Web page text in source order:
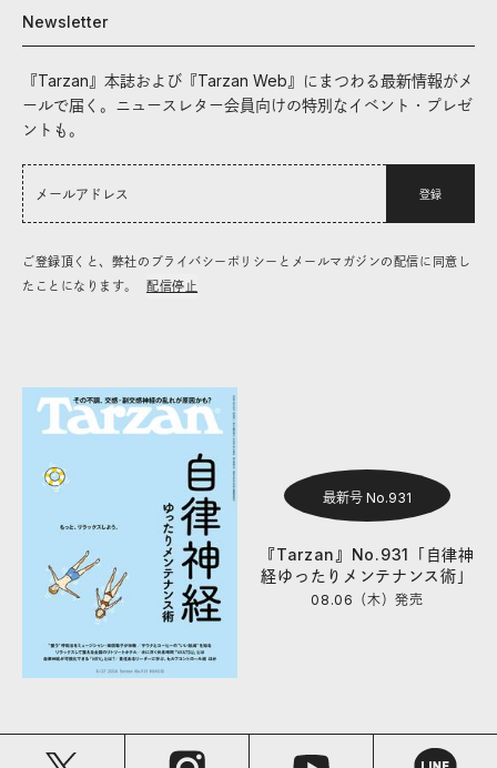
Newsletter
『Tarzan』本誌および『Tarzan Web』にまつわる最新情報がメ
ールで届く。ニュースレター会員向けの特別なイベント・プレゼ
ントも。
登録
ご登録頂くと、弊社のプライバシーポリシーとメールマガジンの配信に同意し
たことになります。
配信停止
最新号 No.931
『Tarzan』No.931「自律神
経ゆったりメンテナンス術」
08.06（木）発売